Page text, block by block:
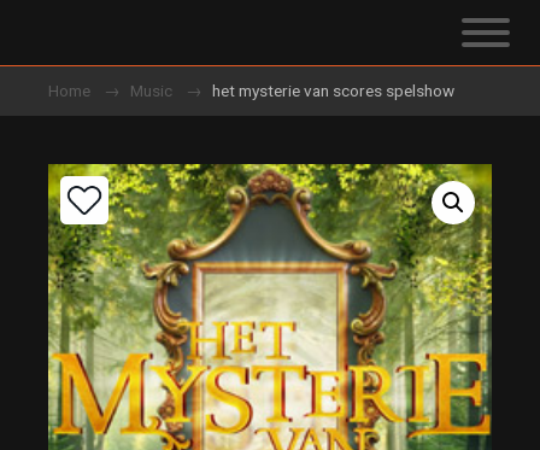
Home Music het mysterie van scores spelshow